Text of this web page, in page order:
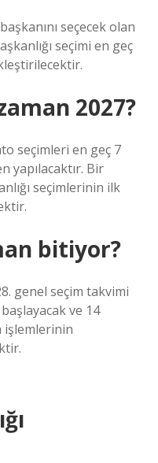
seçecek olan
seçimi en geç
2027?
seçimleri en geç 7
yapılacaktır. Bir
seçimlerinin ilk
bitiyor?
genel seçim takvimi
ve 14
işlemlerinin